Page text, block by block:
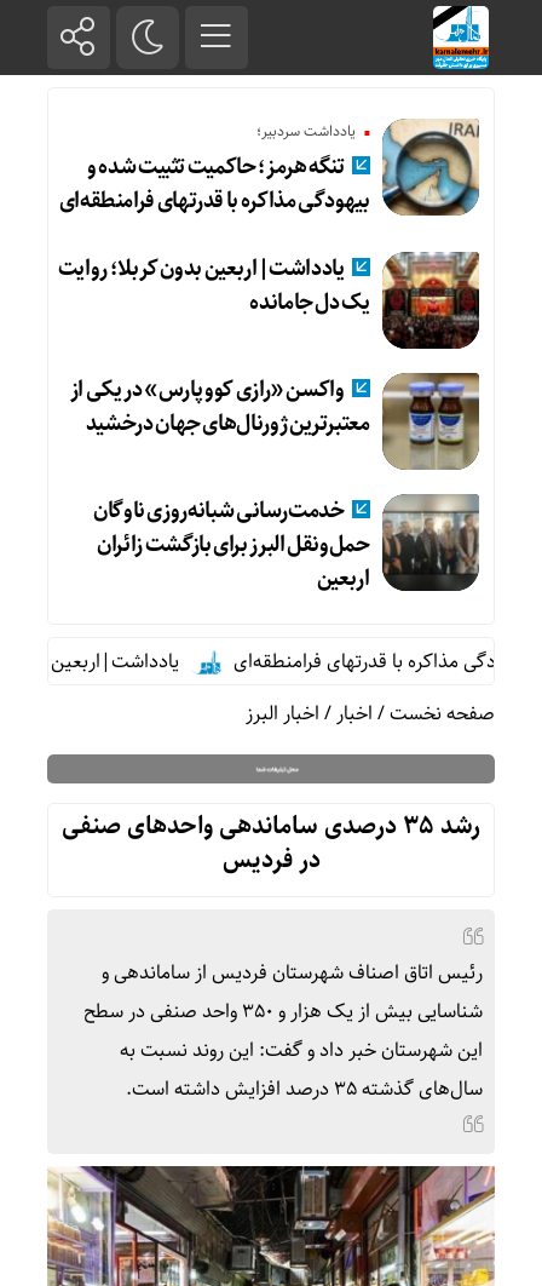
یادداشت سردبیر؛
تنگه هرمز؛ حاکمیت تثبیت شده و
بیهودگی مذاکره با قدرتهای فرامنطقه‌ای
یادداشت|اربعین بدون کربلا؛ روایت
یک دل جامانده
واکسن «رازی کوو پارس» در یکی از
معتبرترین ژورنال‌های جهان درخشید
خدمت‌رسانی شبانه‌روزی ناوگان
حمل‌ونقل البرز برای بازگشت زائران
اربعین
مذاکره با قدرتهای فرامنطقه‌ای
یادداشت|اربعین بدون
صفحه نخست/اخبار/اخبار البرز
رشد ۳۵ درصدی ساماندهی واحدهای صنفی
در فردیس
رئیس اتاق اصناف شهرستان فردیس از ساماندهی و
شناسایی بیش از یک هزار و ۳۵۰ واحد صنفی در سطح
این شهرستان خبر داد و گفت: این روند نسبت به
سال‌های گذشته ۳۵ درصد افزایش داشته است.